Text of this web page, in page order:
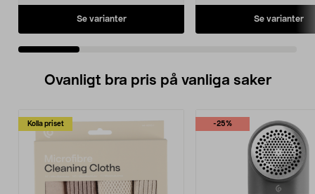
Se varianter Se varianter
Ovanligt bra pris på vanliga saker
Kolla priset -25%